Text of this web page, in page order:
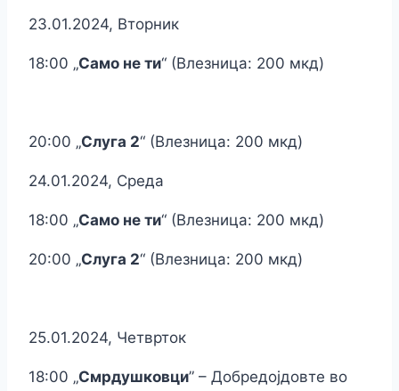
23.01.2024, Вторник
18:00 „Само не ти“ (Влезница: 200 мкд)
20:00 „Слуга 2“ (Влезница: 200 мкд)
24.01.2024, Среда
18:00 „Само не ти“ (Влезница: 200 мкд)
20:00 „Слуга 2“ (Влезница: 200 мкд)
25.01.2024, Четврток
18:00 „Смрдушковци” – Добредојдовте во